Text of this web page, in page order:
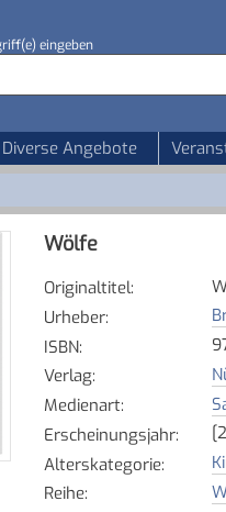
eingeben
Diverse Angebote
Wölfe
Originaltitel:
Urheber:
ISBN:
Verlag:
Medienart:
Erscheinungsjahr:
Alterskategorie:
Reihe: